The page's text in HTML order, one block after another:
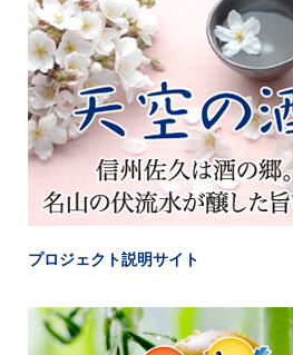
プロジェクト説明サイト